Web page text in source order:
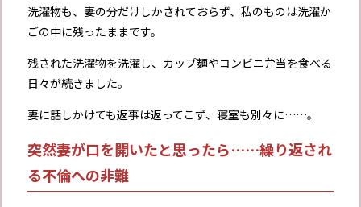
洗濯物も、妻の分だけしかされておらず、私のものは洗濯か
ごの中に残ったままです。
残された洗濯物を洗濯し、カップ麺やコンビニ弁当を食べる
日々が続きました。
妻に話しかけても返事は返ってこず、寝室も別々に……。
突然妻が口を開いたと思ったら……繰り返され
る不倫への非難